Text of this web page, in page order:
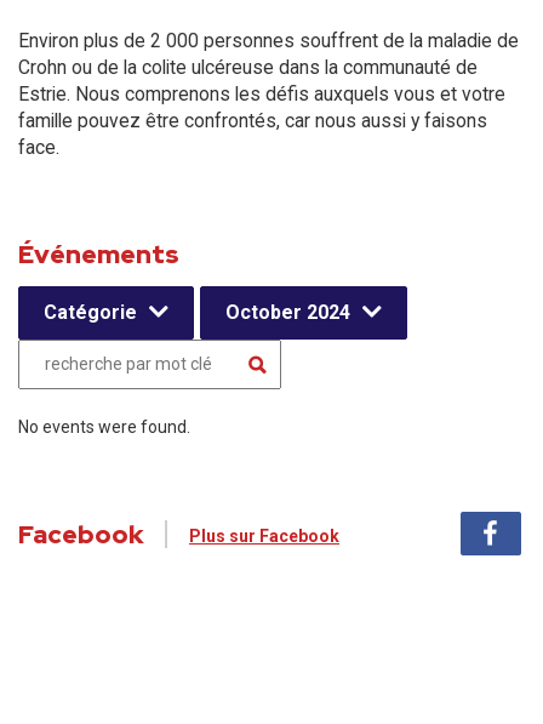
Environ plus de 2 000 personnes souffrent de la maladie de
Crohn ou de la colite ulcéreuse dans la communauté de
Estrie. Nous comprenons les défis auxquels vous et votre
famille pouvez être confrontés, car nous aussi y faisons
face.
Événements
Catégorie October 2024
No events were found.
Facebook Plus sur Facebook